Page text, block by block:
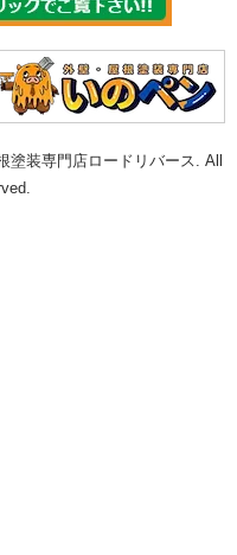
装専門店ロードリバース. All